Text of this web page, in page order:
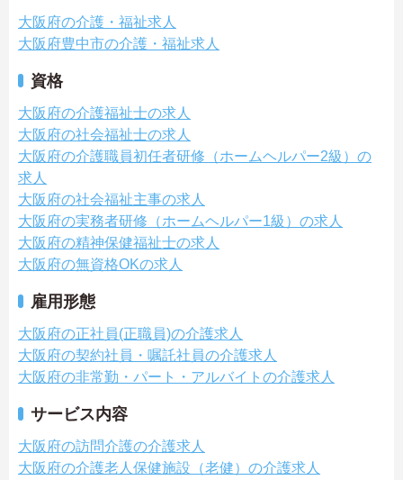
大阪府の介護・福祉求人
大阪府豊中市の介護・福祉求人
資格
大阪府の介護福祉士の求人
大阪府の社会福祉士の求人
大阪府の介護職員初任者研修（ホームヘルパー2級）の
求人
大阪府の社会福祉主事の求人
大阪府の実務者研修（ホームヘルパー1級）の求人
大阪府の精神保健福祉士の求人
大阪府の無資格OKの求人
雇用形態
大阪府の正社員(正職員)の介護求人
大阪府の契約社員・嘱託社員の介護求人
大阪府の非常勤・パート・アルバイトの介護求人
サービス内容
大阪府の訪問介護の介護求人
大阪府の介護老人保健施設（老健）の介護求人